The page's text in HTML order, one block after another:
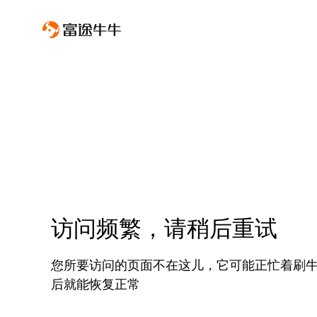
访问频繁，请稍后重试
您所要访问的页面不在这儿，它可能正忙着刷
后就能恢复正常